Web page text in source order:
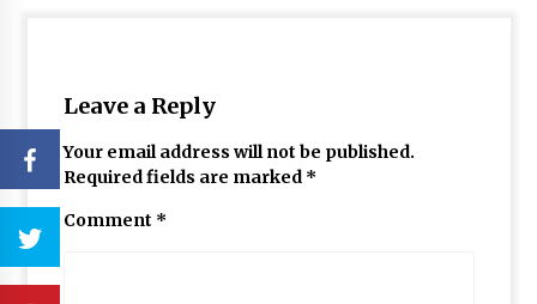
Leave a Reply
Your email address will not be published.
Required fields are marked *
Comment *